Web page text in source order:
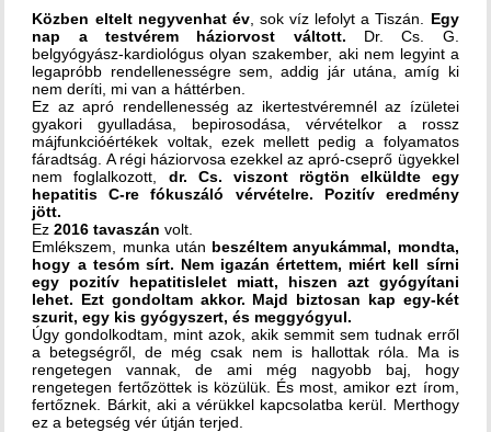
Közben eltelt negyvenhat év, sok víz lefolyt a Tiszán. Egy
nap a testvérem háziorvost váltott. Dr. Cs. G.
belgyógyász-kardiológus olyan szakember, aki nem legyint a
legapróbb rendellenességre sem, addig jár utána, amíg ki
nem deríti, mi van a háttérben.
Ez az apró rendellenesség az ikertestvéremnél az ízületei
gyakori gyulladása, bepirosodása, vérvételkor a rossz
májfunkcióértékek voltak, ezek mellett pedig a folyamatos
fáradtság. A régi háziorvosa ezekkel az apró-cseprő ügyekkel
nem foglalkozott, dr. Cs. viszont rögtön elküldte egy
hepatitis C-re fókuszáló vérvételre. Pozitív eredmény
jött.
Ez2016 tavaszán volt.
Emlékszem, munka után beszéltem anyukámmal, mondta,
hogy a tesóm sírt. Nem igazán értettem, miért kell sírni
egy pozitív hepatitislelet miatt, hiszen azt gyógyítani
lehet. Ezt gondoltam akkor. Majd biztosan kap egy-két
szurit, egy kis gyógyszert, és meggyógyul.
Úgy gondolkodtam, mint azok, akik semmit sem tudnak erről
a betegségről, de még csak nem is hallottak róla. Ma is
rengetegen vannak, de ami még nagyobb baj, hogy
rengetegen fertőzöttek is közülük. És most, amikor ezt írom,
fertőznek. Bárkit, aki a vérükkel kapcsolatba kerül. Merthogy
ez a betegség vér útján terjed.